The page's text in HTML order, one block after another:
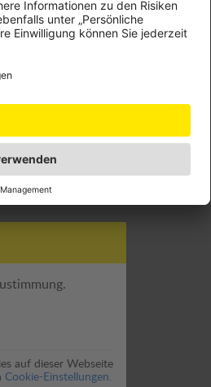
auf dieser Webseite
auf dieser Webseite
Cookie-Einstellungen.